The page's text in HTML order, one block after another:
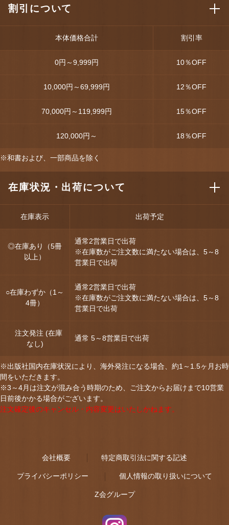
割引について
本体価格合計 割引率
0円～9,999円 10％OFF
10,000円～69,999円 12％OFF
70,000円～119,999円 15％OFF
120,000円～ 18％OFF
※和書および、一部商品を除く
在庫状況・出荷について
在庫表示 出荷予定
◎在庫あり（5冊
以上）
通常2営業日で出荷
※在庫数がご注文数に満たない場合は、5～8
営業日で出荷
○在庫わずか（1～
4冊）
通常2営業日で出荷
※在庫数がご注文数に満たない場合は、5～8
営業日で出荷
注文発注 (在庫
なし)
通常 5～8営業日で出荷
※出版社国内在庫状況により、海外発注になる場合、約1～1.5ヶ月お時
間をいただきます。
※3～4月は注文が混み合う時期のため、ご注文からお届けまで10営業
日前後かかる場合がございます。
注文確定後のキャンセル・内容変更はいたしかねます。
会社概要 特定商取引法に関する記述
プライバシーポリシー 個人情報の取り扱いについて
Z会グループ